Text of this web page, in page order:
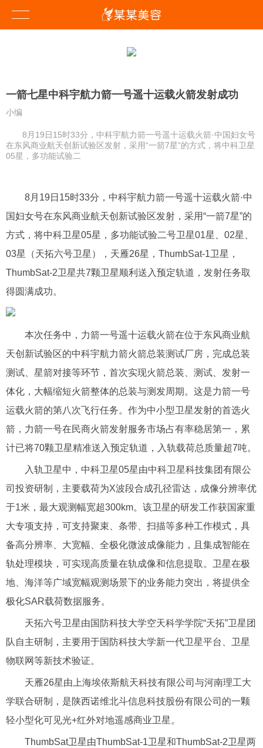
一箭七星中科宇航力箭一号遥十运载火箭发射成功
小编
8月19日15时33分，中科宇航力箭一号遥十运载火箭·中国妇女号
在东风商业航天创新试验区发射，采用“一箭7星”的方式，将中科卫星
05星，多功能试验二
8月19日15时33分，中科宇航力箭一号遥十运载火箭·中
国妇女号在东风商业航天创新试验区发射，采用“一箭7星”的
方式，将中科卫星05星，多功能试验二号卫星01星、02星、
03星（天拓六号卫星），天雁26星，ThumbSat-1卫星，
ThumbSat-2卫星共7颗卫星顺利送入预定轨道，发射任务取
得圆满成功。
本次任务中，力箭一号遥十运载火箭在位于东风商业航
天创新试验区的中科宇航力箭火箭总装测试厂房，完成总装
测试、星箭对接等环节，首次实现火箭总装、测试、发射一
体化，大幅缩短火箭整体的总装与测发周期。这是力箭一号
运载火箭的第八次飞行任务。作为中小型卫星发射的首选火
箭，力箭一号在民商火箭发射服务市场占有率稳居第一，累
计已将70颗卫星精准送入预定轨道，入轨载荷总质量超7吨。
入轨卫星中，中科卫星05星由中科卫星科技集团有限公
司投资研制，主要载荷为X波段合成孔径雷达，成像分辨率优
于1米，最大观测幅宽超300km。该卫星的研发工作获国家重
大专项支持，可支持聚束、条带、扫描等多种工作模式，具
备高分辨率、大宽幅、全极化微波成像能力，且集成智能在
轨处理模块，可实现高质量在轨成像和信息提取。卫星在极
地、海洋等广域宽幅观测场景下的业务能力突出，将提供全
极化SAR载荷数据服务。
天拓六号卫星由国防科技大学空天科学学院“天拓”卫星团
队自主研制，主要用于国防科技大学新一代卫星平台、卫星
物联网等新技术验证。
天雁26星由上海埃依斯航天科技有限公司与河南理工大
学联合研制，是陕西诺维北斗信息科技股份有限公司的一颗
轻小型化可见光+红外对地遥感商业卫星。
ThumbSat卫星由ThumbSat-1卫星和ThumbSat-2卫星两